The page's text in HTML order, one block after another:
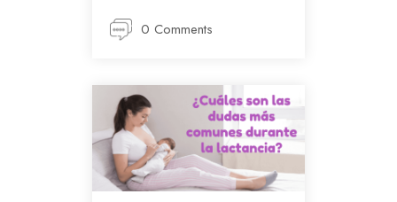
0 Comments